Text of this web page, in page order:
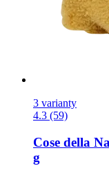
3 varianty
4.3 (59)
Cose della
g